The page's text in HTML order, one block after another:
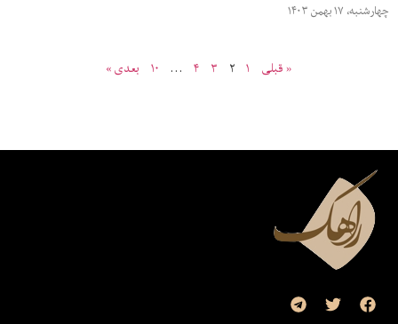
چهارشنبه، ۱۷ بهمن ۱۴۰۳
« قبلی ۱ ۲ ۳ ۴ … ۱۰ بعدی »